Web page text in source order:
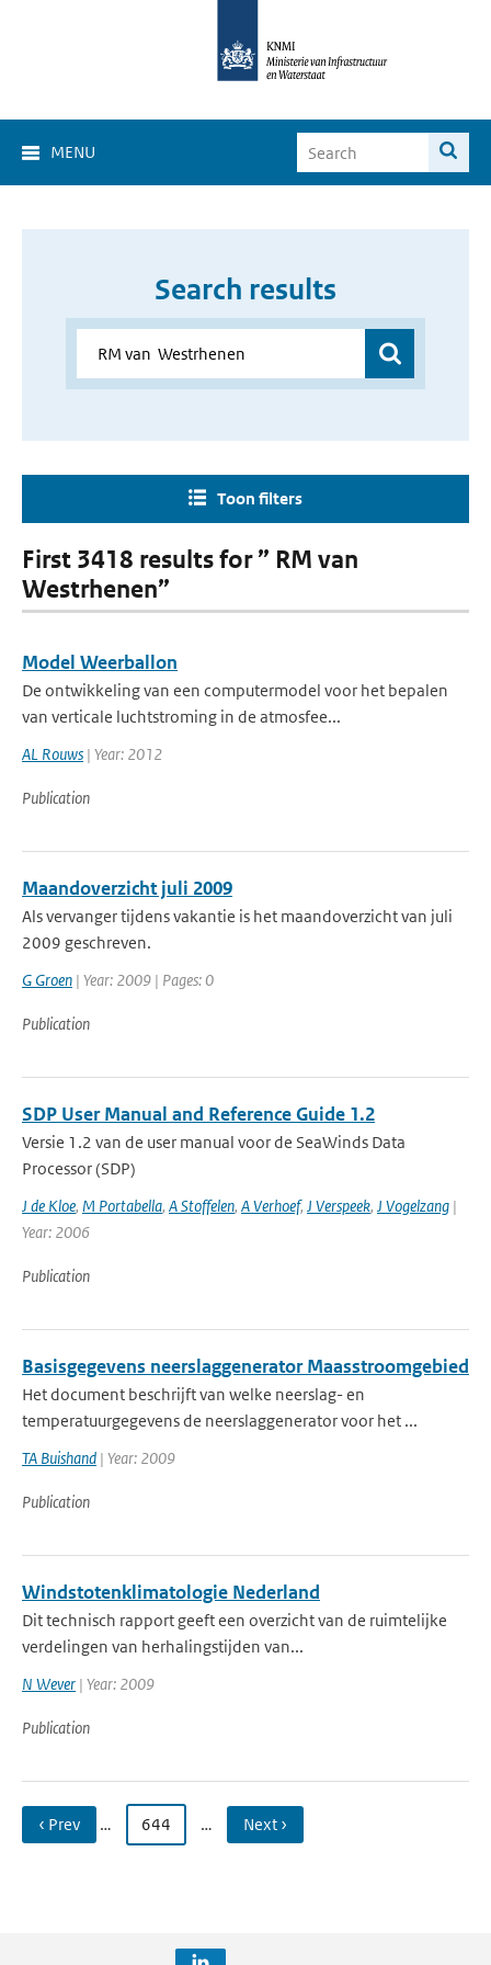
MENU
Search results
Toon filters
First 3418 results for ” RM van
Westrhenen”
Model Weerballon
De ontwikkeling van een computermodel voor het bepalen
van verticale luchtstroming in de atmosfee...
AL Rouws | Year: 2012
Publication
Maandoverzicht juli 2009
Als vervanger tijdens vakantie is het maandoverzicht van juli
2009 geschreven.
G Groen | Year: 2009 | Pages: 0
Publication
SDP User Manual and Reference Guide 1.2
Versie 1.2 van de user manual voor de SeaWinds Data
Processor (SDP)
J de Kloe, M Portabella, A Stoffelen, A Verhoef, J Verspeek, J Vogelzang |
Year: 2006
Publication
Basisgegevens neerslaggenerator Maasstroomgebied
Het document beschrijft van welke neerslag- en
temperatuurgegevens de neerslaggenerator voor het ...
TA Buishand | Year: 2009
Publication
Windstotenklimatologie Nederland
Dit technisch rapport geeft een overzicht van de ruimtelijke
verdelingen van herhalingstijden van...
N Wever | Year: 2009
Publication
‹ Prev … 644 … Next ›